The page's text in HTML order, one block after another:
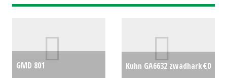
GMD 801
Kuhn GA6632 zwadhark€0